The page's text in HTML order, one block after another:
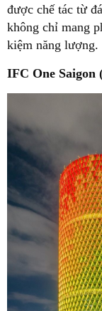
được chế tác từ
không chỉ mang
kiệm năng lượng.
IFC One Saigon